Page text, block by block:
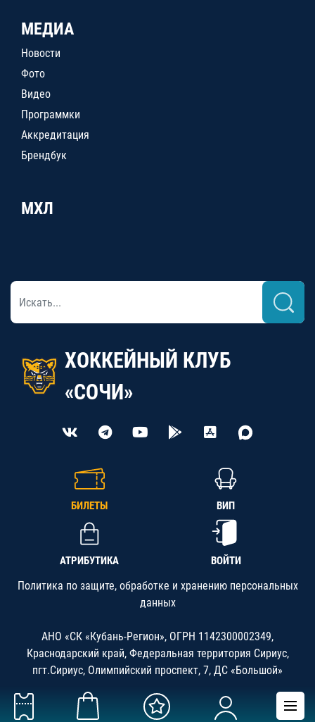
МЕДИА
Новости
Фото
Видео
Программки
Аккредитация
Брендбук
МХЛ
ХОККЕЙНЫЙ КЛУБ
«СОЧИ»
БИЛЕТЫ ВИП
АТРИБУТИКА ВОЙТИ
Политика по защите, обработке и хранению персональных
данных
АНО «СК «Кубань-Регион», ОГРН 1142300002349,
Краснодарский край, Федеральная территория Сириус,
пгт.Сириус, Олимпийский проспект, 7, ДС «Большой»